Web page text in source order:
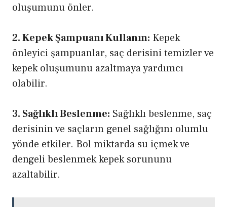
oluşumunu önler.
2. Kepek Şampuanı Kullanın: Kepek
önleyici şampuanlar, saç derisini temizler ve
kepek oluşumunu azaltmaya yardımcı
olabilir.
3. Sağlıklı Beslenme: Sağlıklı beslenme, saç
derisinin ve saçların genel sağlığını olumlu
yönde etkiler. Bol miktarda su içmek ve
dengeli beslenmek kepek sorununu
azaltabilir.